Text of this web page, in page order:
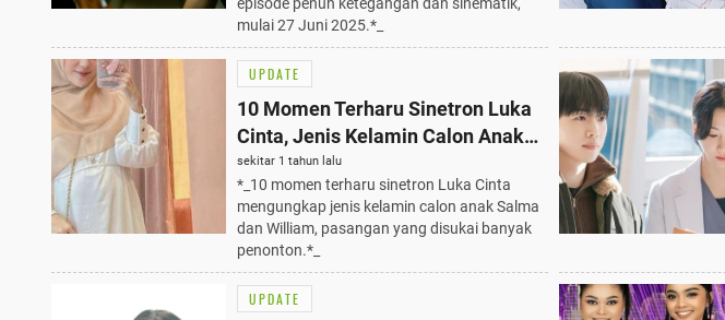
mulai 27 Juni 2025.*_
UPDATE
10 Momen Terharu Sinetron Luka
Cinta, Jenis Kelamin Calon Anak
Salma dan William Terungkap
sekitar 1 tahun lalu
*_10 momen terharu sinetron Luka Cinta
mengungkap jenis kelamin calon anak Salma
dan William, pasangan yang disukai banyak
penonton.*_
UPDATE